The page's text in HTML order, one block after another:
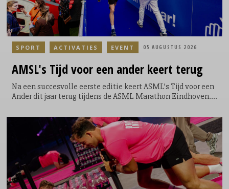
AMSL's Tijd voor een ander keert terug
Na een succesvolle eerste editie keert ASML’s Tijd voor een
Ander dit jaar terug tijdens de ASML Marathon Eindhoven.
een extra ronde te lopen door het Philips Stadion. Een
symbolische, maar krachtige toevoeging aan hun race; niet
voor zichzelf, maar voor een ander. Door de extra ronde te
lopen kunnen de lopers geld ophalen en direct bijdragen
aan een goed doel. Voor elke loper die door het Philips
Stadion loopt, doneert ASML €5.
SPORT ACTIVATIES EVENT 05 AUGUSTUS 2026